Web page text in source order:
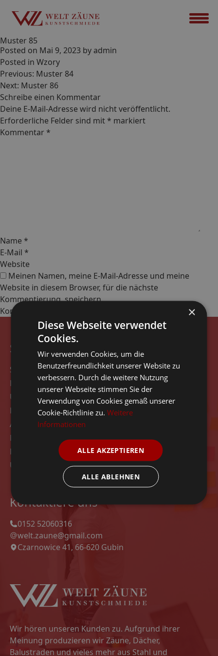
Muster 85
Posted on Mai 9, 2023 by admin
Posted in Wzory
Beitrags-
Navigation
Previous: Muster 84
Next: Muster 86
Schreibe einen Kommentar
Deine E-Mail-Adresse wird nicht veröffentlicht.
Erforderliche Felder sind mit* markiert
Kommentar*
Name *
E-Mail *
Website
Meinen Namen, meine E-Mail-Adresse und meine
Website in diesem Browser, für die nächste
Kommentierung, speichern.
Seitennavigation
Start
Rezensionen
Über das Unternehmen
Kontakt
Angebot
Modelle
Datenschutz-Bestimmungen
Unsere Projekte
Kontaktiere uns
0152 52060316
welt.zaune@gmail.com
Czarnowice 41, 66-620 Gubin
Wir hören unseren Kunden zu. Aufgrund ihrer
Meinung produzieren wir Zäune, Dächer,
Balustraden und vieles mehr aus Stahl und
×
Diese Webseite verwendet
Cookies.
Wir verwenden Cookies, um die
Benutzerfreundlichkeit unserer Website zu
verbessern. Durch die weitere Nutzung
unserer Webseite stimmen Sie der
Verwendung von Cookies gemäß unserer
Cookie-Richtlinie zu.Weitere
Informationen
ALLE AKZEPTIEREN
ALLE ABLEHNEN